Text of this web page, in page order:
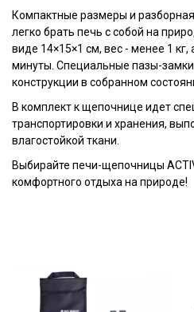
Компактные размеры и
легко брать печь с собой на
виде 14×15×1 см, вес - менее 1
минуты. Специальные пазы-
конструкции в собранном
В комплект к щепочнице идет
транспортировки и хранения,
влагостойкой ткани.
Выбирайте печи-щепочницы
комфортного отдыха на природе!